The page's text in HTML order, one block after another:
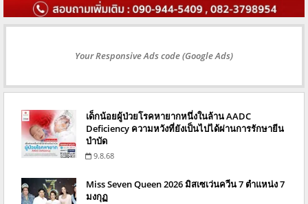
Your Responsive Ads code (Google Ads)
เด็กน้อยผู้ป่วยโรคหายากหนึ่งในล้าน AADC
Deficiency ความหวังที่ยังเป็นไปได้ผ่านการรักษายีน
บำบัด
9.8.68
Miss Seven Queen 2026 มิสเซเว่นควีน 7 ตำแหน่ง 7
มงกุฏ